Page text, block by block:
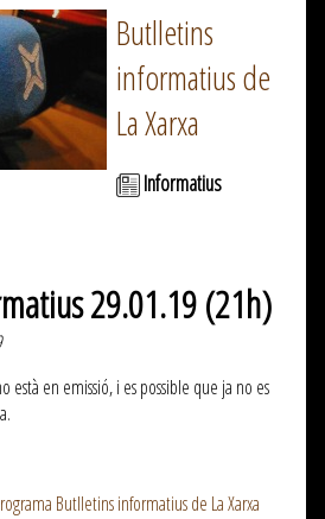
Butlletins
informatius de
La Xarxa
Informatius
29.01.19 (21h)
està en emissió, i es possible que ja no es
Butlletins informatius de La Xarxa